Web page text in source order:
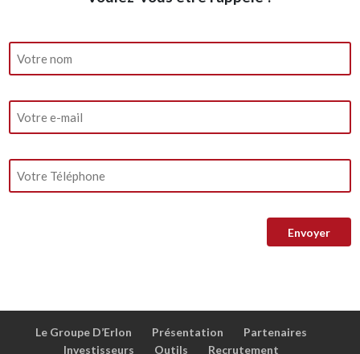
Le Groupe D’Erlon Présentation
Partenaires
Investisseurs
Outils
Recrutement